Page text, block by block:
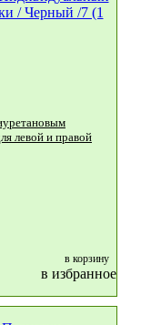
левой и правой
в корзину
в избранное